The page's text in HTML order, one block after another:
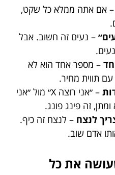
– אם אתה ממלא כל שקט,
– נעים זה חשוב. אבל
– מספר אחד הוא לא
תווית מחיר.
– ״אני רוצה X״ מול ״אני
לנצח – לנצח זה כיף.
אדם שוב.
את כל